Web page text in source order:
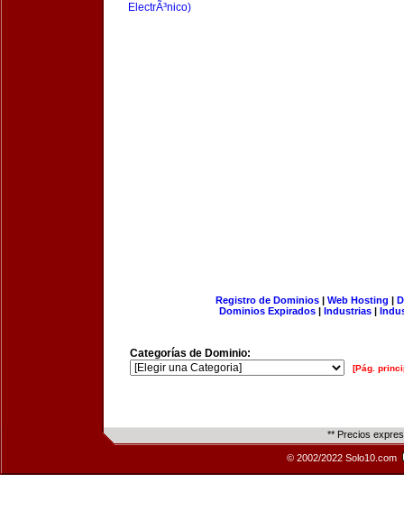
ElectrÃ³nico)
Registro de Dominios| Web Hosting |
Dominios Expirados | Industrias |
Categorías de Dominio:
[Pág.
** Precios
© 2002/2022 Solo10.com